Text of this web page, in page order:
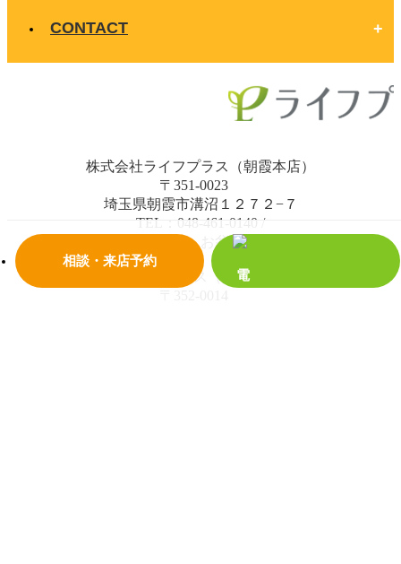
相談・来店予約
CONTACT
株式会社ライフプラス（朝霞本店）
〒351-0023
埼玉県朝霞市溝沼１２７２−７
TEL：048-461-0140 /
日曜日・祝日・お盆・年末年始
株式会社ライフプラス（大泉学園通り店）